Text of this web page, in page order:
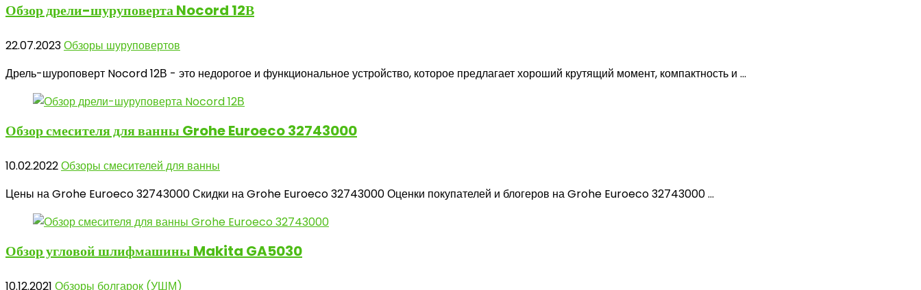
Обзор дрели-шуруповертаNocord 12В
22.07.2023Обзоры шуруповертов
Дрель-шуроповерт Nocord 12В - это недорогое и функциональное устройство, которое предлагает хороший крутящий момент, компактность и ...
Обзор смесителядля ванны Grohe Euroeco 32743000
10.02.2022Обзоры смесителей для ванны
Цены на Grohe Euroeco 32743000 Скидки на Grohe Euroeco 32743000 Оценки покупателей и блогеров на Grohe Euroeco 32743000 ...
Обзор угловойшлифмашины Makita GA5030
10.12.2021 Обзоры болгарок (УШМ)